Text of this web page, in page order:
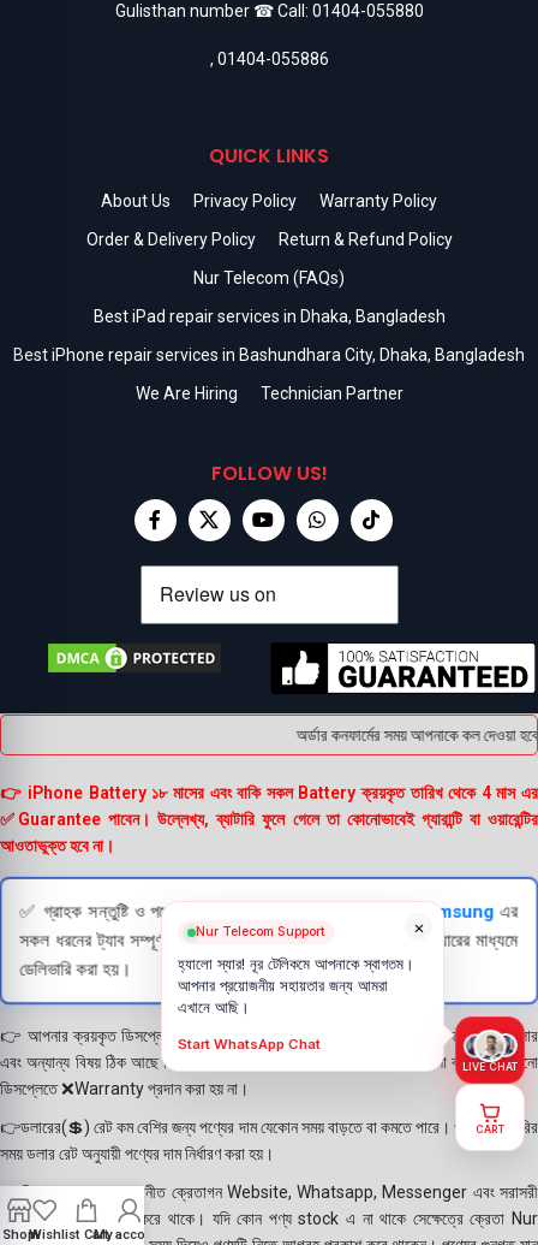
Gulisthan number ☎ Call: 01404-055880
, 01404-055886
QUICK LINKS
About Us Privacy Policy
Warranty Policy
Order & Delivery Policy
Return & Refund Policy
Nur Telecom (FAQs)
Best iPad repair services in Dhaka, Bangladesh
Best iPhone repair services in Bashundhara City, Dhaka, Bangladesh
We Are Hiring
Technician Partner
FOLLOW US!
অর্ডার কনফার্মের সময় আপনাকে কল দেওয়া
👉 iPhone Battery ১৮ মাসের এবং বাকি সকল Battery ক্রয়কৃত তারিখ থেকে 4 মাস এর
✅Guarantee পাবেন। উল্লেখ্য, ব্যাটারি ফুলে গেলে তা কোনোভাবেই গ্যারান্টি বা ওয়ারেন্টির
আওতাভুক্ত হবে না।
✅ গ্রাহক সন্তুষ্টি ও পণ্যের স্বচ্ছতা নিশ্চিত করতে Samsung এর
সকল ধরনের ট্যাব সম্পূর্ণরূপে যাচাই (Check) করার পরই বিক্রি ও কুরিয়ারের মাধ্যমে
ডেলিভারি করা হয়।
👉 আপনার ক্রয়কৃত ডিসপ্লে স্থায়ী ভাবে লাগানোর আগে মোবাইলে লাগিয়ে চেক করে নিবেন কালার
এবং অন্যান্য বিষয় ঠিক আছে কিনা। শতভাগ নিশ্চিত হয়ে পলি তুলবেন। পলি তোলা বা আঠা লাগানো
ডিসপ্লেতে ❌Warranty প্রদান করা হয় না।
👉ডলারের(💲) রেট কম বেশির জন্য পণ্যের দাম যেকোন সময় বাড়তে বা কমতে পারে। পণ্য ডেলিভারির
সময় ডলার রেট অনুযায়ী পণ্যের দাম নির্ধারণ করা হয়।
👉বিঃ দ্রঃ- আমাদের সম্মানীত ক্রেতাগন Website, Whatsapp, Messenger এবং সরাসরী
ফোন করে পণ্য Order করে থাকে। যদি কোন পণ্য stock এ না থাকে সেক্ষেত্রে ক্রেতা Nur
ShopWishlist CartMy account
×
Nur Telecom Support
হ্যালো স্যার! নূর টেলিকমে আপনাকে স্বাগতম।
আপনার প্রয়োজনীয় সহায়তার জন্য আমরা
এখানে আছি।
Start WhatsApp Chat
LIVE CHAT
CART